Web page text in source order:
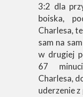
3:2 dla
boiska,
Charlesa,
sam na
w drugiej
67
Charlesa,
uderzenie